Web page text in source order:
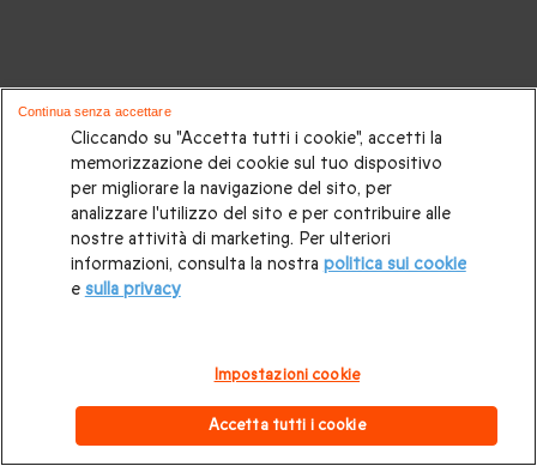
Cliccando su "Accetta tutti i cookie", accetti la
memorizzazione dei cookie sul tuo dispositivo
per migliorare la navigazione del sito, per
analizzare l'utilizzo del sito e per contribuire alle
nostre attività di marketing. Per ulteriori
informazioni, consulta la nostra politica sui cookie
e sulla privacy
Impostazioni cookie
Accetta tutti i cookie
Continua senza accettare